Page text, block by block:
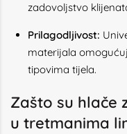
zadovoljstvo
Prilagodljivost:
materijala
tipovima tijela.
Zašto su hlače
u tretmanima